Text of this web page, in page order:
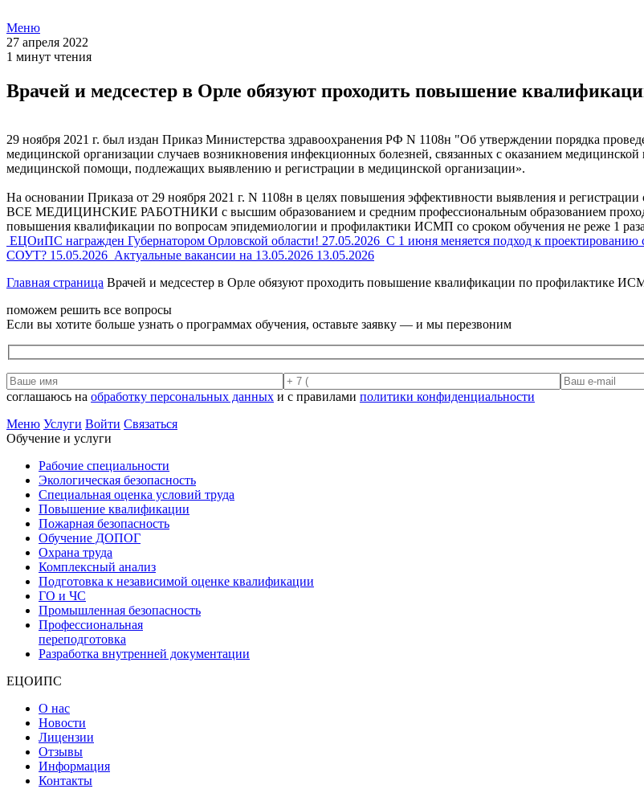
Меню
27 апреля 2022
1 минут чтения
Врачей и медсестер в Орле обязуют проходить повышение
29 ноября 2021 г. был издан Приказ Министерства здравоохранения РФ N 1108н "Об утверждении порядка
медицинской организации случаев возникновения инфекционных болезней, связанных с оказанием
медицинской помощи, подлежащих выявлению и регистрации в медицинской организации».
На основании Приказа от 29 ноября 2021 г. N 1108н в целях повышения эффективности выявления и
ВСЕ МЕДИЦИНСКИЕ РАБОТНИКИ с высшим образованием и средним профессиональным образованием
повышения квалификации по вопросам эпидемиологии и профилактики ИСМП со сроком обучения не реже 1 раза
ЕЦОиПС награжден Губернатором Орловской области! 27.05.2026 С 1 июня меняется подход к проектированию
СОУТ? 15.05.2026 Актуальные вакансии на 13.05.2026 13.05.2026
Главная страница Врачей и медсестер в Орле обязуют проходить повышение квалификации по профилактике
поможем решить все вопросы
Если вы хотите больше узнать о программах обучения, оставьте заявку — и мы перезвоним
соглашаюсь на обработку персональных данных и с правилами политики конфиденциальности
Меню Услуги Войти Связаться
Обучение и услуги
Рабочие специальности
Экологическая безопасность
Специальная оценка условий труда
Повышение квалификации
Пожарная безопасность
Обучение ДОПОГ
Охрана труда
Комплексный анализ
Подготовка к независимой оценке квалификации
ГО и ЧС
Промышленная безопасность
Профессиональная
переподготовка
Разработка внутренней документации
ЕЦОИПС
О нас
Новости
Лицензии
Отзывы
Информация
Контакты